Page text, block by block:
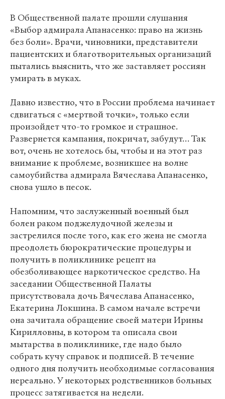
В Общественной палате прошли слушания
«Выбор адмирала Апанасенко: право на жизнь
без боли». Врачи, чиновники, представители
пациентских и благотворительных организаций
пытались выяснить, что же заставляет россиян
умирать в муках.
Давно известно, что в России проблема начинает
сдвигаться с «мертвой точки», только если
произойдет что-то громкое и страшное.
Развернется кампания, покричат, забудут… Так
вот, очень не хотелось бы, чтобы и на этот раз
внимание к проблеме, возникшее на волне
самоубийства адмирала Вячеслава Апанасенко,
снова ушло в песок.
Напомним, что заслуженный военный был
болен раком поджелудочной железы и
застрелился после того, как его жена не смогла
преодолеть бюрократические процедуры и
получить в поликлинике рецепт на
обезболивающее наркотическое средство. На
заседании Общественной Палаты
присутствовала дочь Вячеслава Апанасенко,
Екатерина Локшина. В самом начале встречи
она зачитала обращение своей матери Ирины
Кирилловны, в котором та описала свои
мытарства в поликлинике, где надо было
собрать кучу справок и подписей. В течение
одного дня получить необходимые согласования
нереально. У некоторых родственников больных
процесс затягивается на недели.